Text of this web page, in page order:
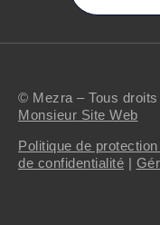
© Mezra – Tous
Monsieur Site Web
Politique de
de confidentialité |